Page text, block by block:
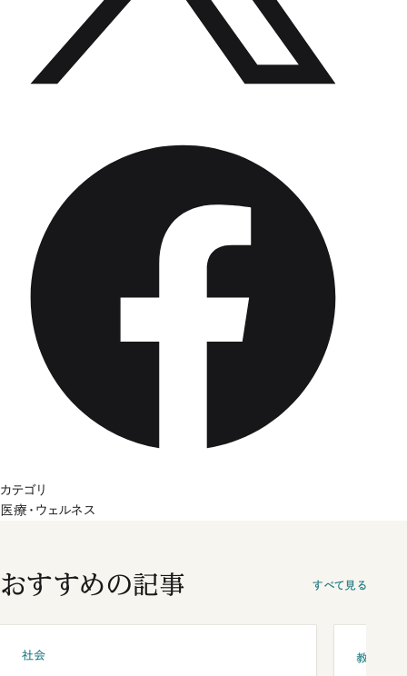
カテゴリ
医療・ウェルネス
おすすめの記事 すべて見る
社会 教育